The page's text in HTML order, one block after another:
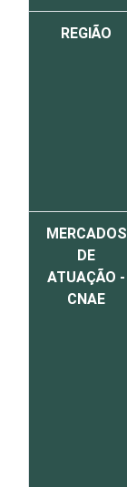
REGIÃO
MERCADOS
DE
ATUAÇÃO -
CNAE